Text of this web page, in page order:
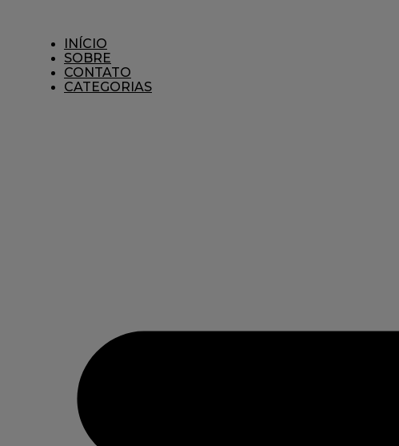
INÍCIO
SOBRE
CONTATO
CATEGORIAS